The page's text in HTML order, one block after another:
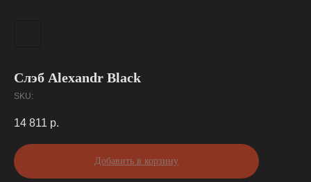
Слэб Alexandr Black
SKU:
14 811 р.
Добавить в корзину